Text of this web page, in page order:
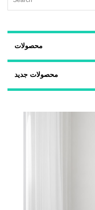
محصولات
محصولات جدید